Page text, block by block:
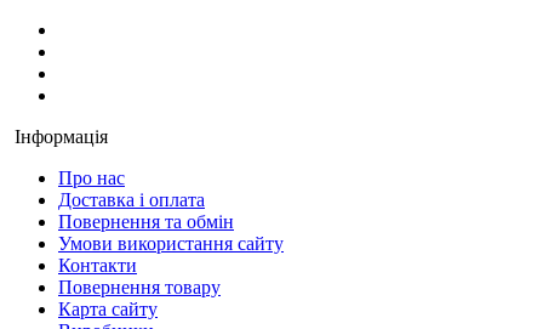
Інформація
Про нас
Доставка і оплата
Повернення та обмін
Умови використання сайту
Контакти
Повернення товару
Карта сайту